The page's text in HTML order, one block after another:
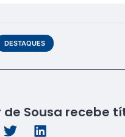
DESTAQUES